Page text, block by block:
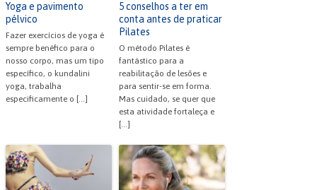
Yoga e pavimento
pélvico
Fazer exercícios de yoga é
sempre benéfico para o
nosso corpo, mas um tipo
específico, o kundalini
yoga, trabalha
especificamente o […]
5 conselhos a ter em
conta antes de praticar
Pilates
O método Pilates é
fantástico para a
reabilitação de lesões e
para sentir-se em forma.
Mas cuidado, se quer que
esta atividade fortaleça e
[…]